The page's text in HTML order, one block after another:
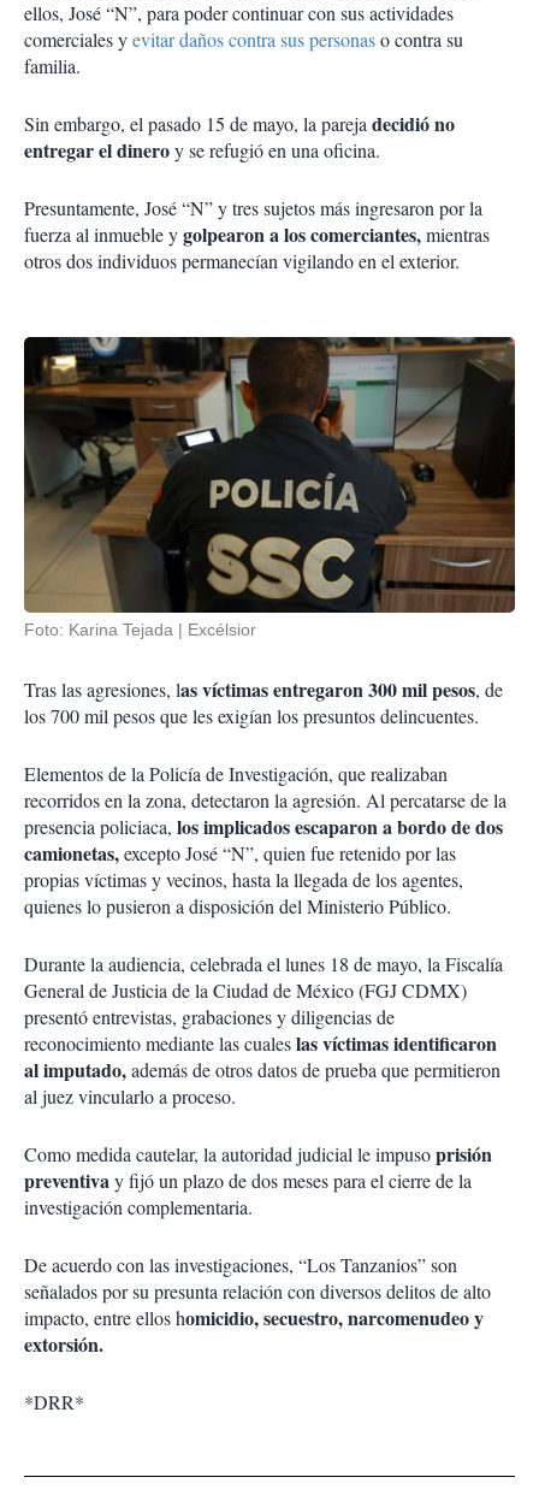
ellos, José “N”, para poder continuar con sus actividades
comerciales yevitar daños contra sus personaso contra su
familia.
Sin embargo, el pasado 15 de mayo, la parejadecidió no
entregar el dineroy se refugió en una oficina.
Presuntamente, José “N” y tres sujetos más ingresaron por la
fuerza al inmueble ygolpearon a los comerciantes,mientras
otros dos individuos permanecían vigilando en el exterior.
Foto: Karina Tejada | Excélsior
Tras las agresiones, las víctimas entregaron 300 mil pesos, de
los 700 mil pesos que les exigían los presuntos delincuentes.
Elementos de la Policía de Investigación, que realizaban
recorridos en la zona, detectaron la agresión. Al percatarse de la
presencia policiaca, losimplicados escaparon a bordo de dos
camionetas,excepto José “N”, quien fue retenido por las
propias víctimas y vecinos, hasta la llegada de los agentes,
quienes lo pusieron a disposición del Ministerio Público.
Durante la audiencia, celebrada el lunes 18 de mayo, la Fiscalía
General de Justicia de la Ciudad de México (FGJ CDMX)
presentó entrevistas, grabaciones y diligencias de
reconocimiento mediante las cualeslas víctimas identificaron
al imputado,además de otros datos de prueba que permitieron
al juez vincularlo a proceso.
Como medida cautelar, la autoridad judicial le impusoprisión
preventivay fijó un plazo de dos meses para el cierre de la
investigación complementaria.
De acuerdo con las investigaciones, “Los Tanzanios” son
señalados por su presunta relación con diversos delitos de alto
impacto, entre ellos homicidio, secuestro, narcomenudeo y
extorsión.
*DRR*